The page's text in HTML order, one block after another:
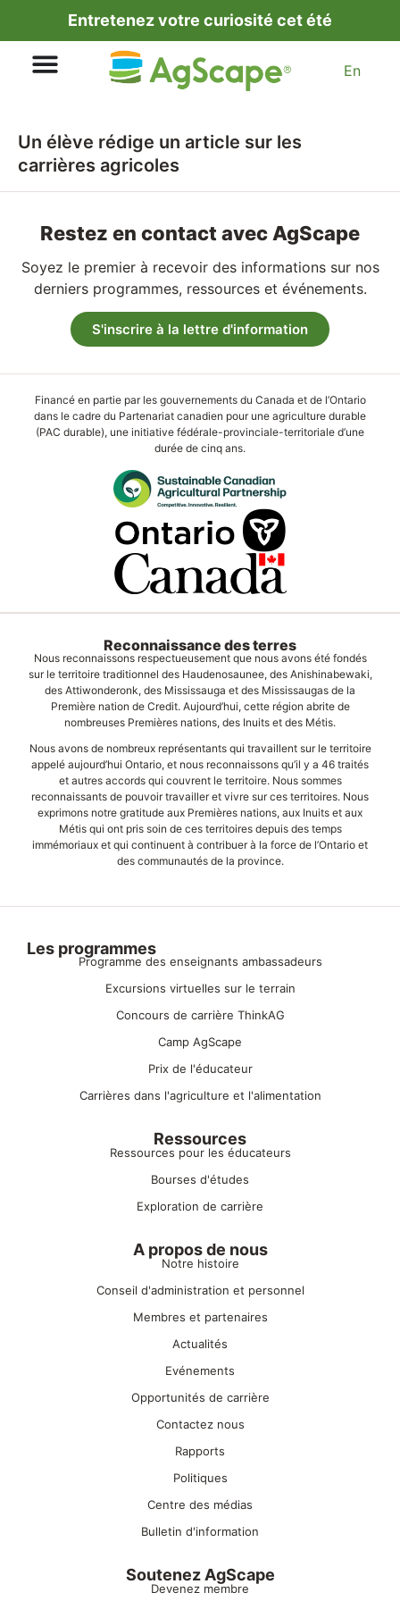
Entretenez votre curiosité cet été
En
Un élève rédige un article sur les
carrières agricoles
Restez en contact avec AgScape
Soyez le premier à recevoir des informations sur nos
derniers programmes, ressources et événements.
S'inscrire à la lettre d'information
Financé en partie par les gouvernements du Canada et de l’Ontario
dans le cadre du Partenariat canadien pour une agriculture durable
(PAC durable), une initiative fédérale-provinciale-territoriale d’une
durée de cinq ans.
Reconnaissance des terres
Nous reconnaissons respectueusement que nous avons été fondés
sur le territoire traditionnel des Haudenosaunee, des Anishinabewaki,
des Attiwonderonk, des Mississauga et des Mississaugas de la
Première nation de Credit. Aujourd’hui, cette région abrite de
nombreuses Premières nations, des Inuits et des Métis.
Nous avons de nombreux représentants qui travaillent sur le territoire
appelé aujourd’hui Ontario, et nous reconnaissons qu’il y a 46 traités
et autres accords qui couvrent le territoire. Nous sommes
reconnaissants de pouvoir travailler et vivre sur ces territoires. Nous
exprimons notre gratitude aux Premières nations, aux Inuits et aux
Métis qui ont pris soin de ces territoires depuis des temps
immémoriaux et qui continuent à contribuer à la force de l’Ontario et
des communautés de la province.
Les programmes
Programme des enseignants ambassadeurs
Excursions virtuelles sur le terrain
Concours de carrière ThinkAG
Camp AgScape
Prix de l'éducateur
Carrières dans l'agriculture et l'alimentation
Ressources
Ressources pour les éducateurs
Bourses d'études
Exploration de carrière
A propos de nous
Notre histoire
Conseil d'administration et personnel
Membres et partenaires
Actualités
Evénements
Opportunités de carrière
Contactez nous
Rapports
Politiques
Centre des médias
Bulletin d'information
Soutenez AgScape
Devenez membre